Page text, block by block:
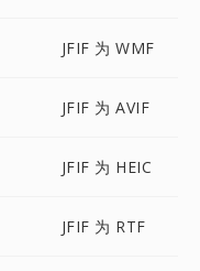
JFIF 为 WMF
JFIF 为 AVIF
JFIF 为 HEIC
JFIF 为 RTF